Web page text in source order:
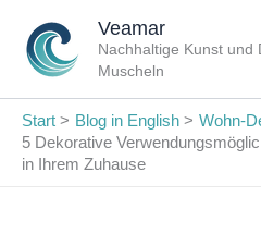
Inhalt
springen
Veamar
Nachhaltige Kunst und
Muscheln
Start Blog in English
Wohn-
5 Dekorative
in Ihrem Zuhause